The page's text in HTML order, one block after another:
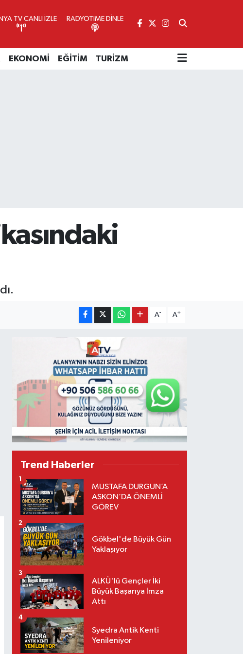
TV CANLI İZLE RADYOTIME DİNLE
EKONOMİ EĞİTİM TURİZM
A- A+
Trend Haberler
MUSTAFA DURGUN’A
ASKON’DA ÖNEMLİ
GÖREV
1
Gökbel'de Büyük Gün
Yaklaşıyor
2
ALKÜ'lü Gençler İki
Büyük Başarıya İmza
Attı
3
Syedra Antik Kenti
Yenileniyor
4